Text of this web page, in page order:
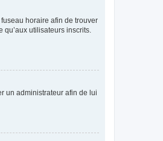
horaire afin de trouver
qu’aux utilisateurs inscrits.
un administrateur afin de lui